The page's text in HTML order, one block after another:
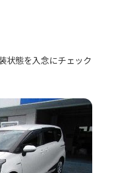
状態を入念にチェック